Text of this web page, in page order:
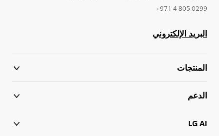
0299 805 4 971+
البريد الإلكتروني
المنتجات
الدعم
LG AI